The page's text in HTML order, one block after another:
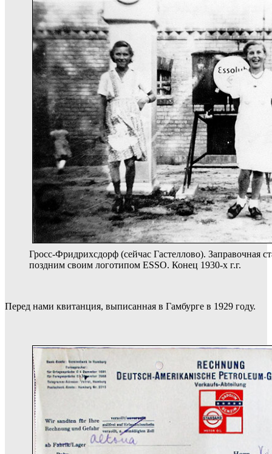
Гросс-Фридрихсдорф (сейчас Гастеллово). Заправочная
поздним своим логотипом ESSO. Конец 1930-х г.г.
Перед нами квитанция, выписанная в Гамбурге в 1929 году.